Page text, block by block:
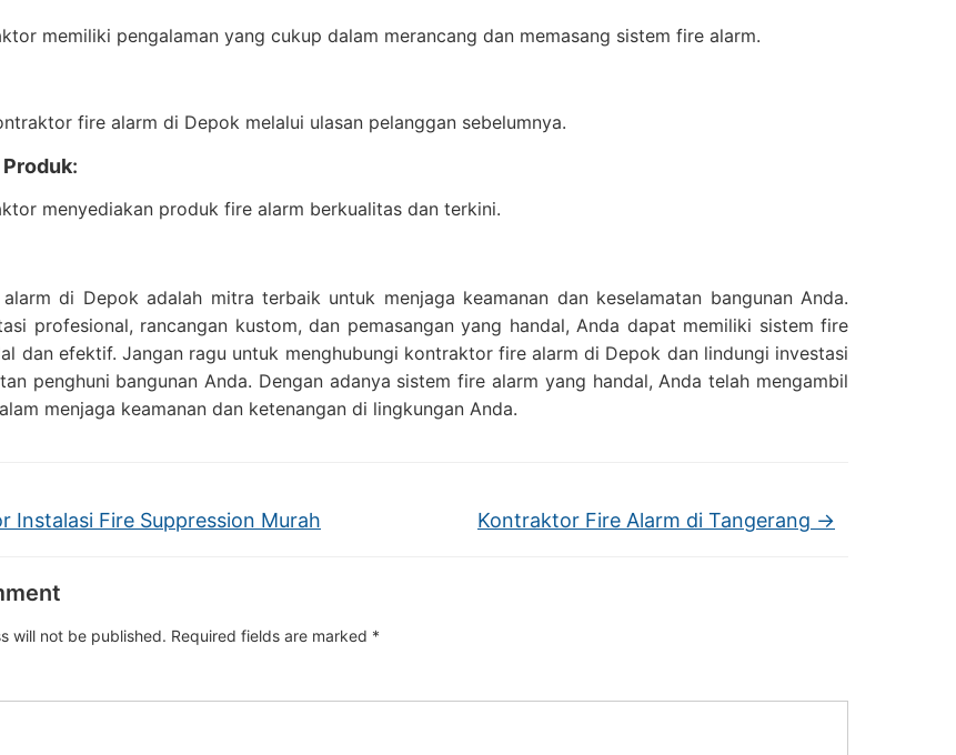
memiliki pengalaman yang cukup dalam merancang dan memasang sistem fire alarm.
fire alarm di Depok melalui ulasan pelanggan sebelumnya.
:
menyediakan produk fire alarm berkualitas dan terkini.
di Depok adalah mitra terbaik untuk menjaga keamanan dan keselamatan bangunan Anda.
profesional, rancangan kustom, dan pemasangan yang handal, Anda dapat memiliki sistem fire
dan efektif. Jangan ragu untuk menghubungi kontraktor fire alarm di Depok dan lindungi investasi
penghuni bangunan Anda. Dengan adanya sistem fire alarm yang handal, Anda telah mengambil
menjaga keamanan dan ketenangan di lingkungan Anda.
Instalasi Fire Suppression Murah Kontraktor Fire Alarm di Tangerang →
will not be published. Required fields are marked *